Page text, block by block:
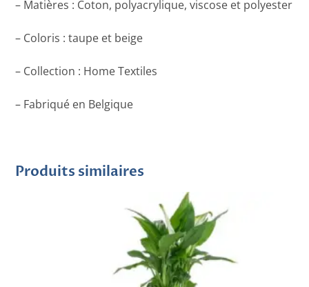
– Matières : Coton, polyacrylique, viscose et polyester
– Coloris : taupe et beige
– Collection : Home Textiles
– Fabriqué en Belgique
Produits similaires